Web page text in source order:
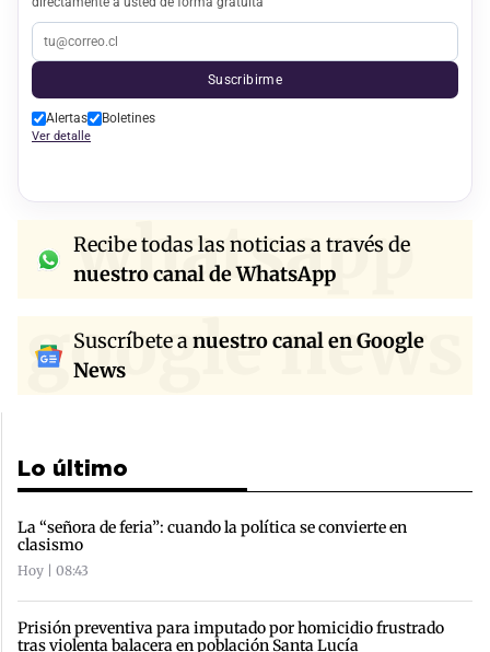
Suscribirme
Alertas Boletines
Ver detalle
whatsapp
Recibe todas las noticias a través de
nuestro canal de WhatsApp
google news
Suscríbete anuestro canal en Google
News
Lo último
La “señora de feria”: cuando la política se convierte en
clasismo
Hoy | 08:43
Prisión preventiva para imputado por homicidio frustrado
tras violenta balacera en población Santa Lucía